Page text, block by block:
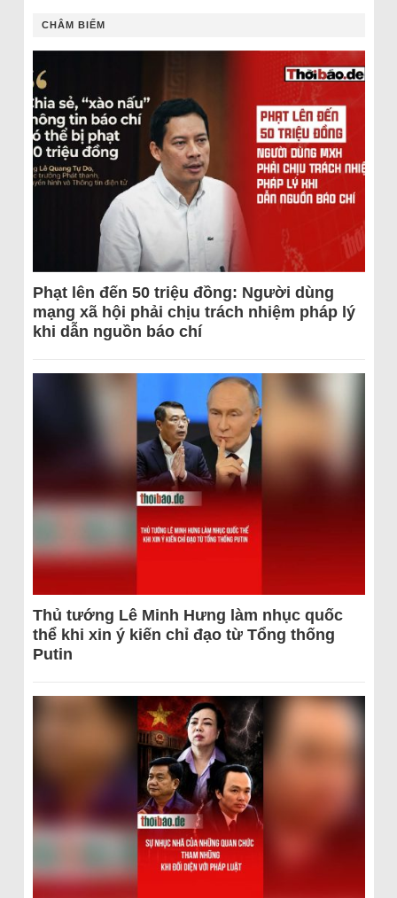
CHÂM BIẾM
Phạt lên đến 50 triệu đồng: Người dùng
mạng xã hội phải chịu trách nhiệm pháp lý
khi dẫn nguồn báo chí
Thủ tướng Lê Minh Hưng làm nhục quốc
thể khi xin ý kiến chỉ đạo từ Tổng thống
Putin